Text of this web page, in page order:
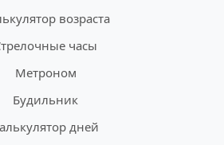
возраста
часы
Метроном
Будильник
дней